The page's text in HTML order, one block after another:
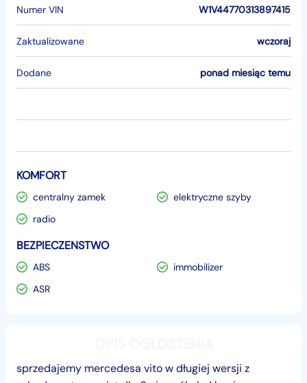
Numer VIN W1V44770313897415
Zaktualizowane wczoraj
Dodane ponad miesiąc temu
KOMFORT
centralny zamek
elektryczne szyby
radio
BEZPIECZENSTWO
ABS
immobilizer
ASR
sprzedajemy mercedesa vito w długiej wersji z